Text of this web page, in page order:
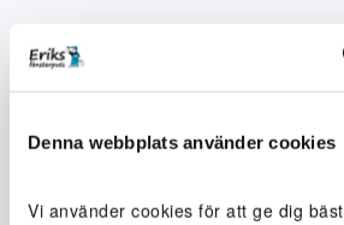
Denna webbplats använder cookies
Vi använder cookies för att ge dig